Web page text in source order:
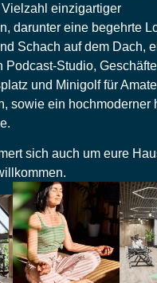
einzigartiger
darunter eine begehrte
Schach auf dem Dach,
Podcast-Studio,
und Minigolf für
sowie ein hochmoderner
sich auch um eure